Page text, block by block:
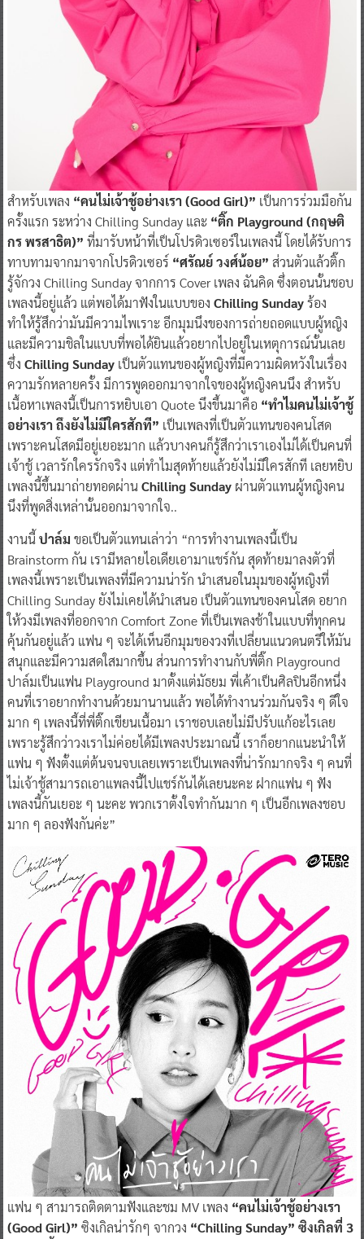
สำหรับเพลง“คนไม่เจ้าชู้อย่างเรา (Good Girl)”เป็นการร่วมมือกัน
ครั้งแรก ระหว่าง Chilling Sunday และ“ติ๊ก Playground (กฤษติ
กร พรสาธิต)”ที่มารับหน้าที่เป็นโปรดิวเซอร์ในเพลงนี้ โดยได้รับการ
ทาบทามจากมาจากโปรดิวเซอร์“ศรัณย์ วงศ์น้อย”ส่วนตัวแล้วติ๊ก
รู้จักวง Chilling Sunday จากการ Cover เพลง ฉันคิด ซึ่งตอนนั้นชอบ
เพลงนี้อยู่แล้ว แต่พอได้มาฟังในแบบของChilling Sundayร้อง
ทำให้รู้สึกว่ามันมีความไพเราะ อีกมุมนึงของการถ่ายถอดแบบผู้หญิง
และมีความชิลในแบบที่พอได้ยินแล้วอยากไปอยู่ในเหตุการณ์นั้นเลย
ซึ่งChilling Sundayเป็นตัวแทนของผู้หญิงที่มีความผิดหวังในเรื่อง
ความรักหลายครั้ง มีการพูดออกมาจากใจของผู้หญิงคนนึง สำหรับ
เนื้อหาเพลงนี้เป็นการหยิบเอา Quote นึงขึ้นมาคือ“ทำไมคนไม่เจ้าชู้
อย่างเรา ถึงยังไม่มีใครสักที”เป็นเพลงที่เป็นตัวแทนของคนโสด
เพราะคนโสดมีอยู่เยอะมาก แล้วบางคนก็รู้สึกว่าเราเองไม่ได้เป็นคนที่
เจ้าชู้ เวลารักใครรักจริง แต่ทำไมสุดท้ายแล้วยังไม่มีใครสักที เลยหยิบ
เพลงนี้ขึ้นมาถ่ายทอดผ่านChilling Sunday
งานนี้ปาล์ม ขอเป็นตัวแทนเล่าว่า “การทำงานเพลงนี้เป็น
Brainstorm กัน เรามีหลายไอเดียเอามาแชร์กัน สุดท้ายมาลงตัวที่
เพลงนี้เพราะเป็นเพลงที่มีความน่ารัก นำเสนอในมุมของผู้หญิงที่
Chilling Sunday ยังไม่เคยได้นำเสนอ เป็นตัวแทนของคนโสด อยาก
ให้วงมีเพลงที่ออกจาก Comfort Zone ที่เป็นเพลงช้าในแบบที่ทุกคน
คุ้นกันอยู่แล้ว แฟน ๆ จะได้เห็นอีกมุมของวงที่เปลี่ยนแนวดนตรีให้มัน
สนุกและมีความสดใสมากขึ้น ส่วนการทำงานกับพี่ติ๊ก Playground
ปาล์มเป็นแฟน Playground มาตั้งแต่มัธยม พี่เค้าเป็นศิลปินอีกหนึ่ง
คนที่เราอยากทำงานด้วยมานานแล้ว พอได้ทำงานร่วมกันจริง ๆ ดีใจ
มาก ๆ เพลงนี้ที่พี่ติ๊กเขียนเนื้อมา เราชอบเลยไม่มีปรับแก้อะไรเลย
เพราะรู้สึกว่าวงเราไม่ค่อยได้มีเพลงประมาณนี้ เราก็อยากแนะนำให้
แฟน ๆ ฟังตั้งแต่ต้นจนจบเลยเพราะเป็นเพลงที่น่ารักมากจริง ๆ คนที่
ไม่เจ้าชู้สามารถเอาแพลงนี้ไปแชร์กันได้เลยนะคะ ฝากแฟน ๆ ฟัง
เพลงนี้กันเยอะ ๆ นะคะ พวกเราตั้งใจทำกันมาก ๆ เป็นอีกเพลงชอบ
แฟน ๆ สามารถติดตามฟังและชม MV เพลง“คนไม่เจ้าชู้อย่างเรา